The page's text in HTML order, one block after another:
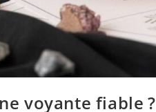
voyante fiable ?